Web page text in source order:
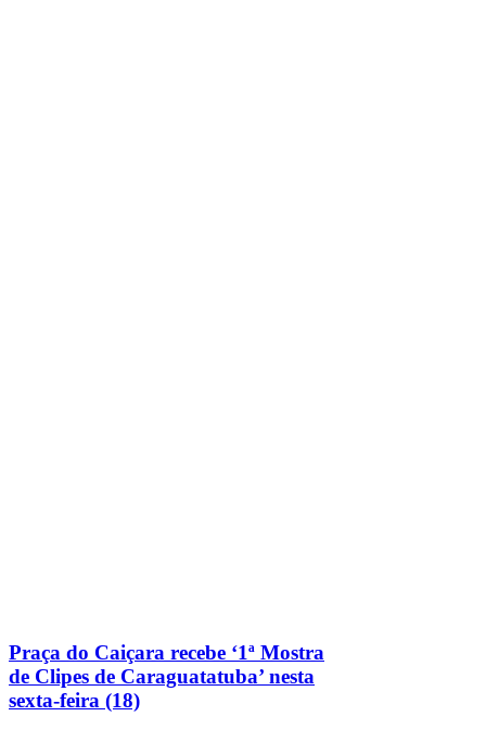
Praça do Caiçara recebe ‘1ª Mostra
de Clipes de Caraguatatuba’ nesta
sexta-feira (18)